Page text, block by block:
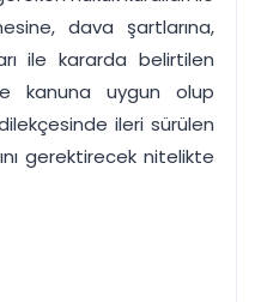
dava şartlarına,
ile kararda belirtilen
kanuna uygun olup
ileri sürülen
gerektirecek nitelikte